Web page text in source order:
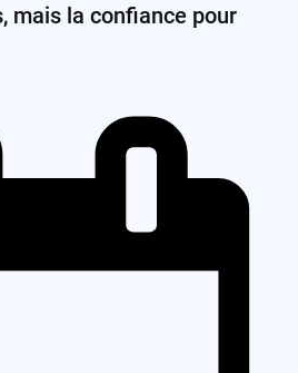
mais la confiance pour